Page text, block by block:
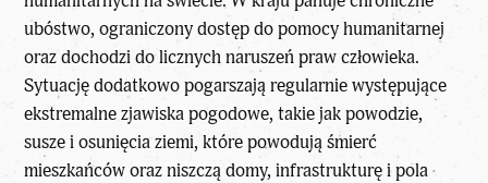
ubóstwo, ograniczony dostęp do pomocy humanitarnej
oraz dochodzi do licznych naruszeń praw człowieka.
Sytuację dodatkowo pogarszają regularnie występujące
ekstremalne zjawiska pogodowe, takie jak powodzie,
susze i osunięcia ziemi, które powodują śmierć
mieszkańców oraz niszczą domy, infrastrukturę i pola